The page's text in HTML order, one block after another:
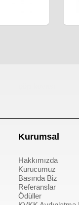
Kurumsal
Hakkımızda
Kurucumuz
Basında Biz
Referanslar
Ödüller